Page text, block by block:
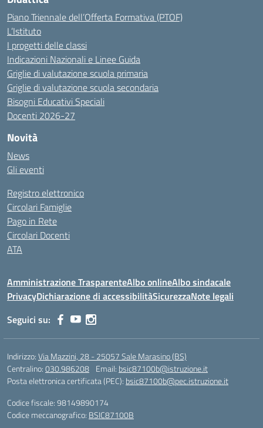
Piano Triennale dell’Offerta Formativa (PTOF)
L’Istituto
I progetti delle classi
Indicazioni Nazionali e Linee Guida
Griglie di valutazione scuola primaria
Griglie di valutazione scuola secondaria
Bisogni Educativi Speciali
Docenti 2026-27
Novità
News
Gli eventi
Registro elettronico
Circolari Famiglie
Pago in Rete
Circolari Docenti
ATA
Amministrazione TrasparenteAlbo onlineAlbo sindacale
PrivacyDichiarazione di accessibilitàSicurezzaNote legali
Seguici su:
Indirizzo:Via Mazzini, 28 - 25057 Sale Marasino (BS)
Centralino:030.986208 Email: bsic87100b@istruzione.it
Posta elettronica certificata (PEC): bsic87100b@pec.istruzione.it
Codice fiscale: 98149890174
Codice meccanografico: BSIC87100B